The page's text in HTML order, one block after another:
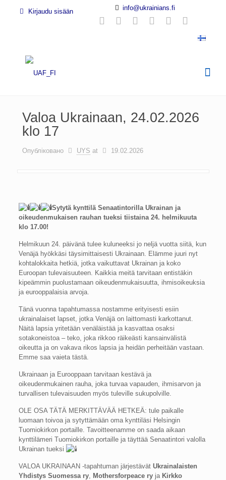
Kirjaudu sisään info@ukrainians.fi
Valoa Ukrainaan, 24.02.2026
klo 17
Опубліковано UYS at 19.02.2026
Sytytä kynttilä Senaatintorilla Ukrainan ja
oikeudenmukaisen rauhan tueksi tiistaina 24. helmikuuta
klo 17.00!
Helmikuun 24. päivänä tulee kuluneeksi jo neljä vuotta siitä, kun
Venäjä hyökkäsi täysimittaisesti Ukrainaan. Elämme juuri nyt
kohtalokkaita hetkiä, jotka vaikuttavat Ukrainan ja koko
Euroopan tulevaisuuteen. Kaikkia meitä tarvitaan entistäkin
kipeämmin puolustamaan oikeudenmukaisuutta, ihmisoikeuksia
ja eurooppalaisia arvoja.
Tänä vuonna tapahtumassa nostamme erityisesti esiin
ukrainalaiset lapset, jotka Venäjä on laittomasti karkottanut.
Näitä lapsia yritetään venäläistää ja kasvattaa osaksi
sotakoneistoa – teko, joka rikkoo räikeästi kansainvälistä
oikeutta ja on vakava rikos lapsia ja heidän perheitään vastaan.
Emme saa vaieta tästä.
Ukrainaan ja Eurooppaan tarvitaan kestävä ja
oikeudenmukainen rauha, joka turvaa vapauden, ihmisarvon ja
turvallisen tulevaisuuden myös tuleville sukupolville.
OLE OSA TÄTÄ MERKITTÄVÄÄ HETKEÄ: tule paikalle
luomaan toivoa ja sytyttämään oma kynttiläsi Helsingin
Tuomiokirkon portaille. Tavoitteenamme on saada aikaan
kynttilämeri Tuomiokirkon portaille ja täyttää Senaatintori valolla
Ukrainan tueksi
VALOA UKRAINAAN -tapahtuman järjestävätUkrainalaisten
Yhdistys Suomessa ry, Mothersforpeace ry ja Kirkko